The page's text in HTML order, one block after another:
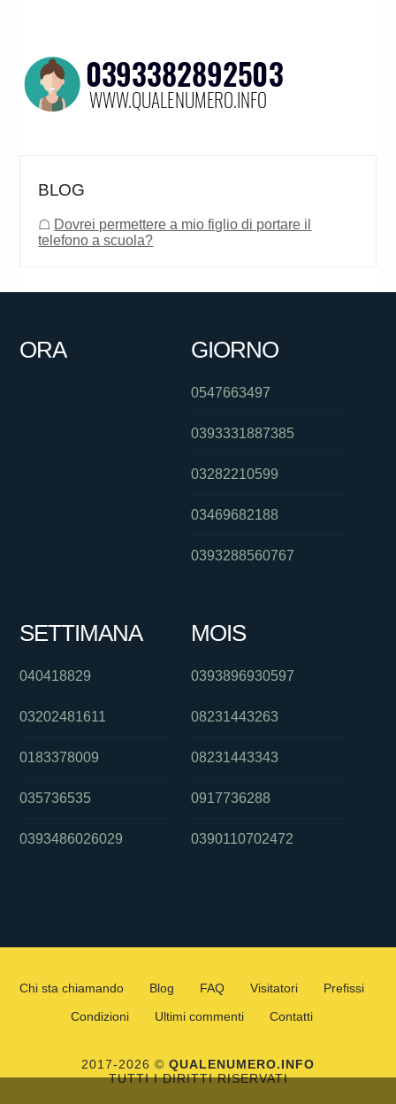
BLOG
☖ Dovrei permettere a mio figlio di portare il
telefono a scuola?
ORA GIORNO
0547663497
0393331887385
03282210599
03469682188
0393288560767
SETTIMANA
040418829
03202481611
0183378009
035736535
0393486026029
MOIS
0393896930597
08231443263
08231443343
0917736288
0390110702472
Chi sta chiamando Blog FAQ Visitatori
Prefissi
Condizioni
Ultimi commenti Contatti
2017-2026 © QUALENUMERO.INFO
TUTTI I DIRITTI RISERVATI